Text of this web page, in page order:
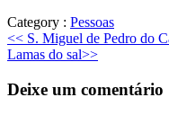
Category : Pessoas
<< Previous
post:
S. Miguel de Pedro do
Next
Lamas do sal>>
Deixe um comentário